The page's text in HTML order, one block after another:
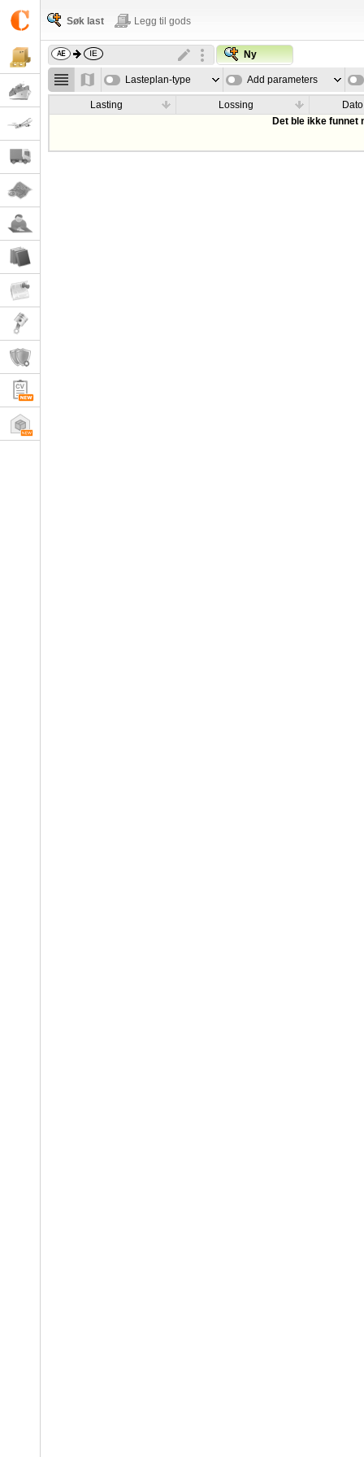
Søk last Legg til gods
Ny
Lasteplan-type Add parameters
Lasting Lossing
Dato
Det ble ikke funnet